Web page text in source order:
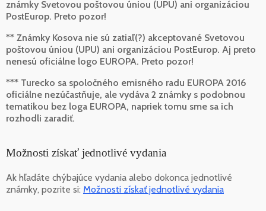
známky Svetovou poštovou úniou (UPU) ani organizáciou
PostEurop. Preto pozor!
** Známky Kosova nie sú zatiaľ(?) akceptované Svetovou
poštovou úniou (UPU) ani organizáciou PostEurop. Aj preto
nenesú oficiálne logo EUROPA. Preto pozor!
*** Turecko sa spoločného emisného radu EUROPA 2016
oficiálne nezúčastňuje, ale vydáva 2 známky s podobnou
tematikou bez loga EUROPA, napriek tomu sme sa ich
rozhodli zaradiť.
Možnosti získať jednotlivé vydania
Ak hľadáte chýbajúce vydania alebo dokonca jednotlivé
známky, pozrite si: Možnosti získať jednotlivé vydania